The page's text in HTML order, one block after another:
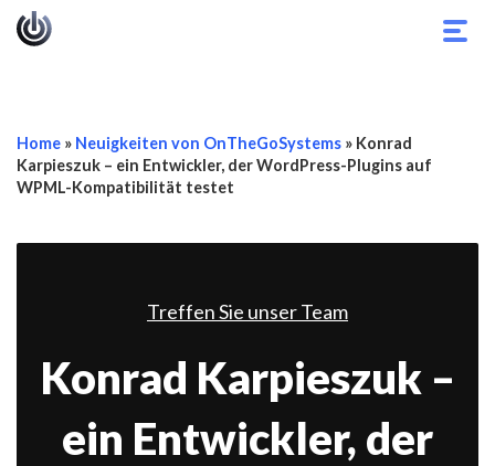
Home » Neuigkeiten von OnTheGoSystems » Konrad
Karpieszuk – ein Entwickler, der WordPress-Plugins auf
WPML-Kompatibilität testet
Treffen Sie unser Team
Konrad Karpieszuk –
ein Entwickler, der